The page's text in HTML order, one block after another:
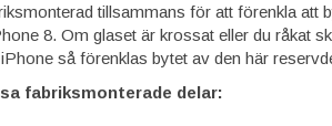
tillsammans för att förenkla att
8. Om glaset är krossat eller du råkat
så förenklas bytet av den här
fabriksmonterade delar: